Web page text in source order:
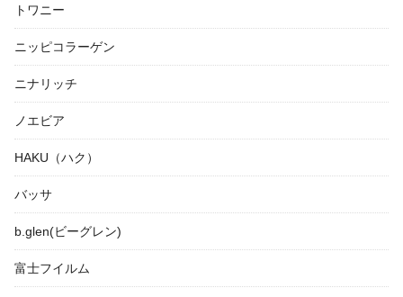
トワニー
ニッピコラーゲン
ニナリッチ
ノエビア
HAKU（ハク）
バッサ
b.glen(ビーグレン)
富士フイルム